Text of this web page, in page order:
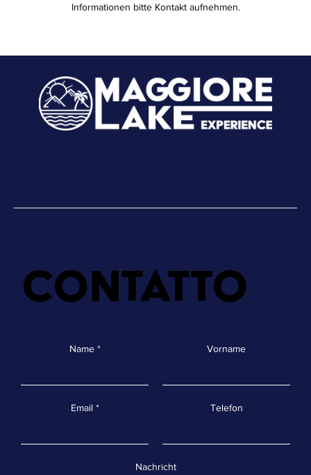
Informationen bitte Kontakt aufnehmen.
Contatto
Name Vorname
Email Telefon
Nachricht